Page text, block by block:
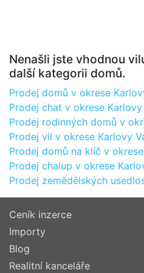
Nenašli jste vhodnou
další kategorii domů.
Prodej domů v okrese
Prodej chat v okrese
Prodej rodinných domů v
Prodej vil v okrese Karlovy
Prodej domů na klíč v
Prodej chalup v okrese
Prodej zemědělských
Ceník inzerce
Importy
Blog
Realitní kanceláře